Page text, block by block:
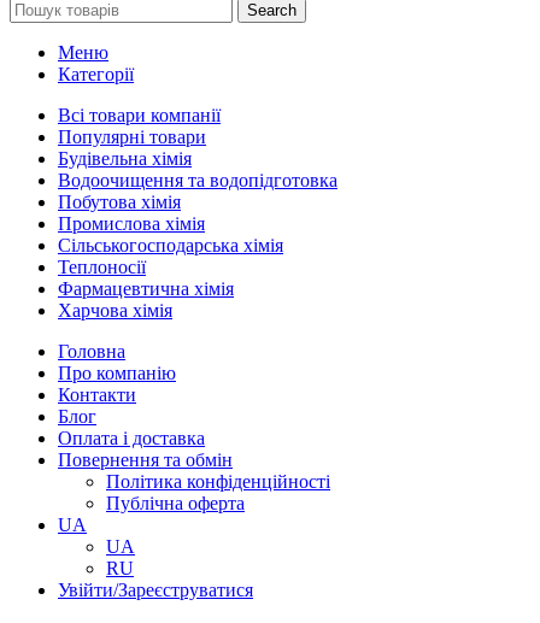
Search
Меню
Категорії
Всі товари компанії
Популярні товари
Будівельна хімія
Водоочищення та водопідготовка
Побутова хімія
Промислова хімія
Сільськогосподарська хімія
Теплоносії
Фармацевтична хімія
Харчова хімія
Головна
Про компанію
Контакти
Блог
Оплата і доставка
Повернення та обмін
Політика конфіденційності
Публічна оферта
UA
UA
RU
Увійти/Зареєструватися